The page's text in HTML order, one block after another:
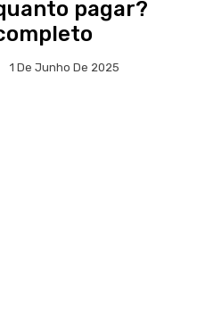
pagar?
1 De Junho De 2025